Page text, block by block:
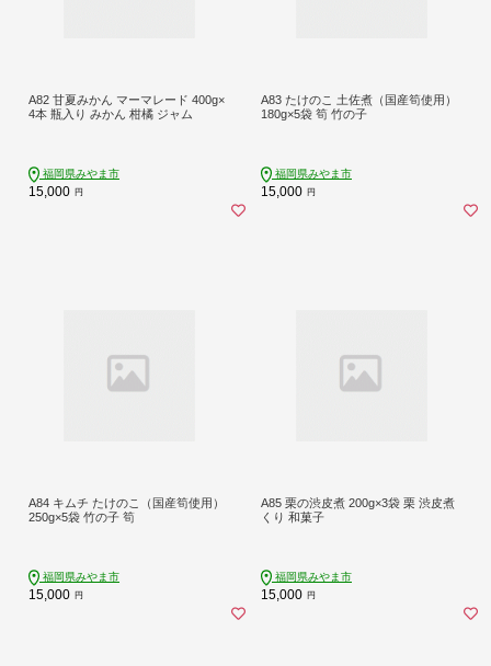
A82 甘夏みかん マーマレード 400g×
4本 瓶入り みかん 柑橘 ジャム
福岡県みやま市
15,000 円
A83 たけのこ 土佐煮（国産筍使用）
180g×5袋 筍 竹の子
福岡県みやま市
15,000 円
A84 キムチ たけのこ（国産筍使用）
250g×5袋 竹の子 筍
福岡県みやま市
15,000 円
A85 栗の渋皮煮 200g×3袋 栗 渋皮煮
くり 和菓子
福岡県みやま市
15,000 円